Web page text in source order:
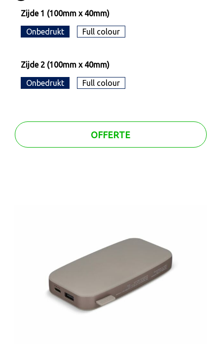
Zijde 1 (100mm x 40mm)
Onbedrukt Full colour
Zijde 2 (100mm x 40mm)
Onbedrukt Full colour
OFFERTE